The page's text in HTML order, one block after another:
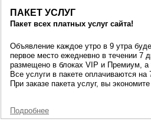
ПАКЕТ УСЛУГ
Пакет всех платных услуг сайта!
Объявление каждое утро в 9 утра
первое место ежедневно в течении 7
размещено в блоках VIP и Премиум, а
Все услуги в пакете оплачиваются на
При заказе пакета услуг, вы
Подробнее